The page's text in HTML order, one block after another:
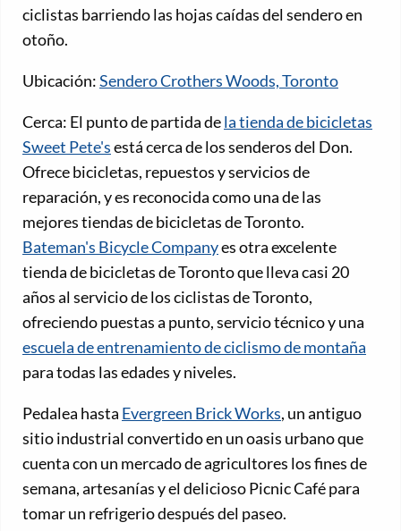
ciclistas barriendo las hojas caídas del sendero en
otoño.
Ubicación:Sendero Crothers Woods, Toronto
Cerca: El punto de partida dela tienda de bicicletas
Sweet Pete'sestá cerca de los senderos del Don.
Ofrece bicicletas, repuestos y servicios de
reparación, y es reconocida como una de las
mejores tiendas de bicicletas de Toronto.
Bateman's Bicycle Companyes otra excelente
tienda de bicicletas de Toronto que lleva casi 20
años al servicio de los ciclistas de Toronto,
ofreciendo puestas a punto, servicio técnico y una
escuela de entrenamiento de ciclismo de montaña
para todas las edades y niveles.
Pedalea hasta Evergreen Brick Works, un antiguo
sitio industrial convertido en un oasis urbano que
cuenta con un mercado de agricultores los fines de
semana, artesanías y el delicioso Picnic Café para
tomar un refrigerio después del paseo.